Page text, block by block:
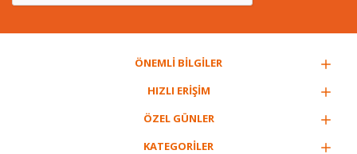
ÖNEMLİ BİLGİLER
HIZLI ERİŞİM
ÖZEL GÜNLER
KATEGORİLER